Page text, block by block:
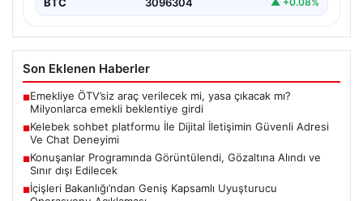
Son Eklenen Haberler
■Emekliye ÖTV’siz araç verilecek mi, yasa çıkacak mı?
Milyonlarca emekli beklentiye girdi
■Kelebek sohbet platformu İle Dijital İletişimin Güvenli Adresi
Ve Chat Deneyimi
■Konuşanlar Programında Görüntülendi, Gözaltına Alındı ve
Sınır dışı Edilecek
■İçişleri Bakanlığı’ndan Geniş Kapsamlı Uyuşturucu